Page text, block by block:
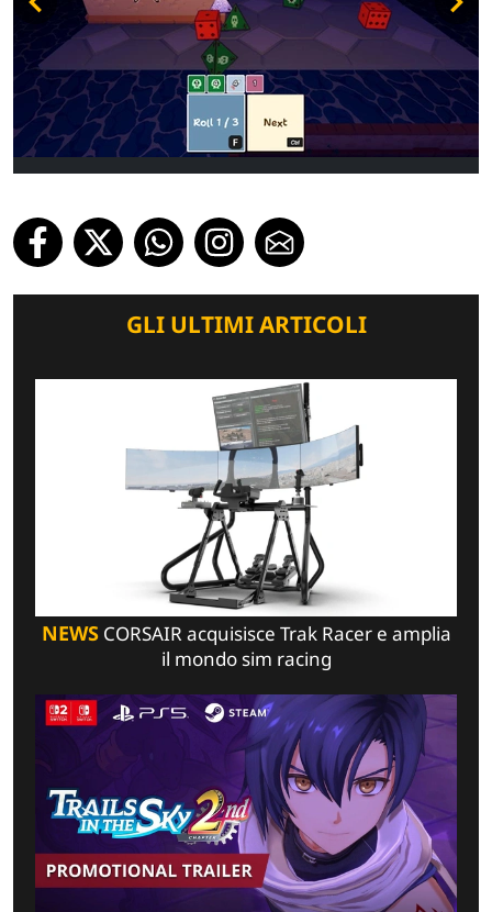
GLI ULTIMI ARTICOLI
NEWSCORSAIR acquisisce Trak Racer e amplia
il mondo sim racing